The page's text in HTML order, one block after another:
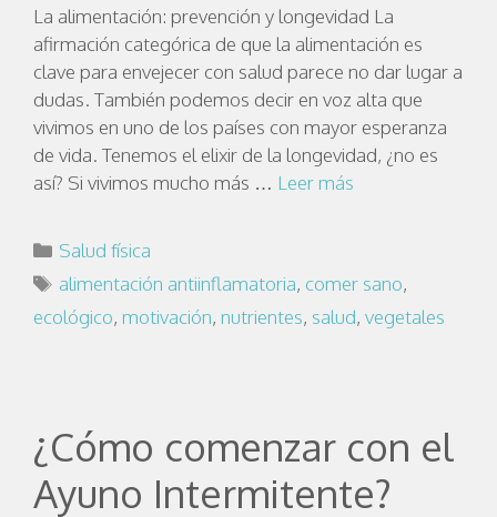
La alimentación: prevención y longevidad La
afirmación categórica de que la alimentación es
clave para envejecer con salud parece no dar lugar a
dudas. También podemos decir en voz alta que
vivimos en uno de los países con mayor esperanza
de vida. Tenemos el elixir de la longevidad, ¿no es
así? Si vivimos mucho más … Leer más
Salud física
alimentación antiinflamatoria, comer sano,
ecológico, motivación, nutrientes, salud, vegetales
¿Cómo comenzar con el
Ayuno Intermitente?